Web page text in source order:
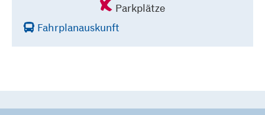
Parkplätze
Fahrplanauskunft